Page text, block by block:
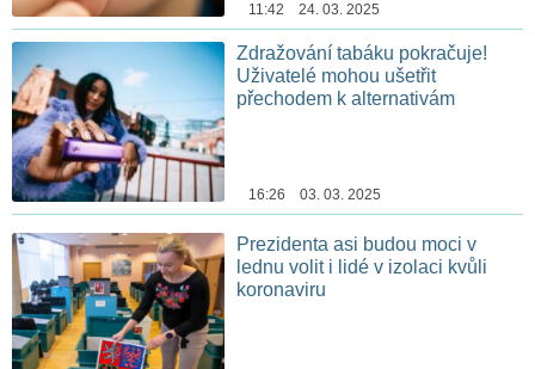
11:42 24. 03. 2025
Zdražování tabáku pokračuje!
Uživatelé mohou ušetřit
přechodem k alternativám
16:26 03. 03. 2025
Prezidenta asi budou moci v
lednu volit i lidé v izolaci kvůli
koronaviru